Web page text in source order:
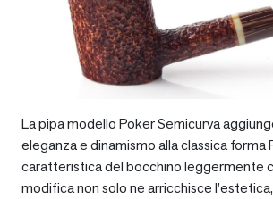
La pipa modello Poker Semicurva
eleganza e dinamismo alla classica forma
caratteristica del bocchino leggermente
modifica non solo ne arricchisce